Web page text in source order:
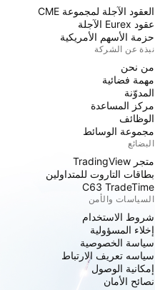
العقود الآجلة لمجموعة CME
عقود Eurex الآجلة
حزمة الأسهم الأمريكية
نبذة عن الشركة
من نحن
مهمة فضائية
المدوّنة
مركز المساعدة
الوظائف
مجموعة الوسائط
البضائع
متجر TradingView
بطاقات التاروت للمتداولين
C63 TradeTime
السياسات والأمن
شروط الاستخدام
إخلاء المسؤولية
سياسة الخصوصية
سياسه تعريف الارتباط
إمكانية الوصول
نصائح الأمان